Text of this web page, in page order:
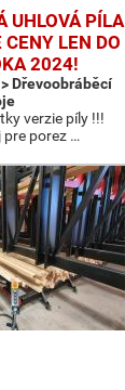
UHLOVÁ PÍLA
LEN DO
2024!
Dřevoobráběcí
verzie píly !!!
porez …